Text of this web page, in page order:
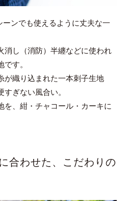
ンでも使えるように丈夫な一
消し（消防）半纏などに使われ
す。
が織り込まれた一本刺子生地
ぎない風合い。
を、紺・チャコール・カーキに
合わせた、こだわりの